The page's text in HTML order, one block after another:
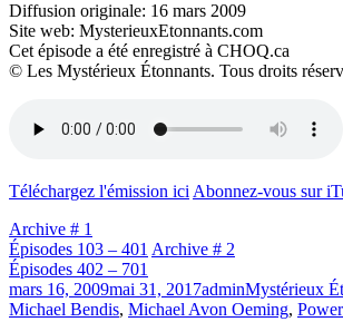
Diffusion originale: 16 mars 2009
Site web: MysterieuxEtonnants.com
Cet épisode a été enregistré à CHOQ.ca
© Les Mystérieux Étonnants. Tous droits
Téléchargez l'émission iciAbonnez-vous sur
Archive # 1
Épisodes 103 – 401 Archive # 2
Épisodes 402 – 701
Publié
le
mars 16, 2009mai 31, 2017adminCatégories
Mystérieux
Michael Bendis, Michael Avon Oeming,